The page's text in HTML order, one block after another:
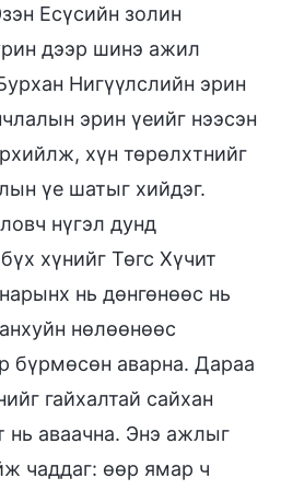
Есүсийн золин
дээр шинэ ажил
Нигүүлслийн эрин
эрин үеийг нээсэн
хүн төрөлхтнийг
үе шатыг хийдэг.
нүгэл дунд
хүнийг Төгс Хүчит
нь дөнгөнөөс нь
нөлөөнөөс
бүрмөсөн аварна. Дараа
гайхалтай сайхан
нь аваачна. Энэ ажлыг
чаддаг: өөр ямар ч